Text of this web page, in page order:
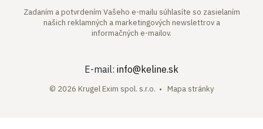
Zadaním a potvrdením Vašeho e-mailu súhlasíte so zasielaním
našich reklamných a marketingových newslettrov a
informačných e-mailov.
E-mail: info@keline.sk
© 2026 Krugel Exim spol. s.r.o. • Mapa stránky